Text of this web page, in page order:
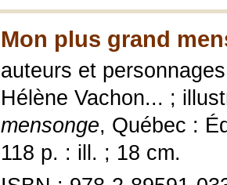
Mon plus grand
auteurs et
Hélène Vachon... ;
mensonge, Québec :
118 p. : ill. ; 18 cm.